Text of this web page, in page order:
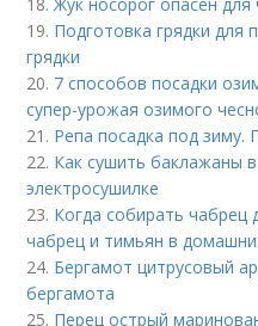
19. Подготовка грядки для
грядки
20. 7 способов посадки
супер-урожая озимого
21. Репа посадка под зиму.
22. Как сушить баклажаны
электросушилке
23. Когда собирать чабрец
чабрец и тимьян в
24. Бергамот цитрусовый
бергамота
25. Перец острый